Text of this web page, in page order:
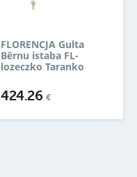
FLORENCJA Gulta
Bērnu istaba FL-
lozeczko Taranko
424.26€